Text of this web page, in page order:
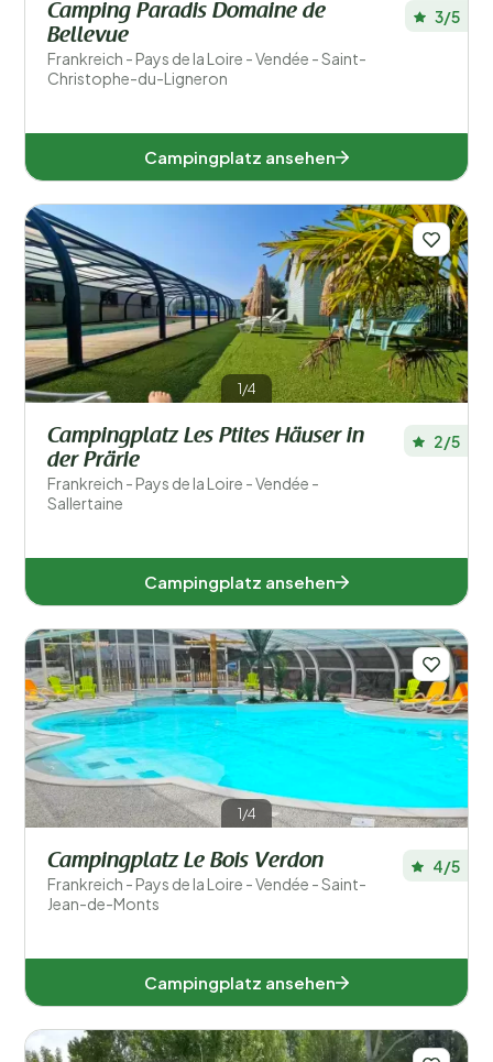
Camping Paradis Domaine de
Bellevue
Frankreich - Pays de la Loire - Vendée - Saint-
Christophe-du-Ligneron
3/5
Campingplatz ansehen
1/4
Campingplatz Les Ptites Häuser in
der Prärie
Frankreich - Pays de la Loire - Vendée -
Sallertaine
2/5
Campingplatz ansehen
1/4
Campingplatz Le Bois Verdon
Frankreich - Pays de la Loire - Vendée - Saint-
Jean-de-Monts
4/5
Campingplatz ansehen